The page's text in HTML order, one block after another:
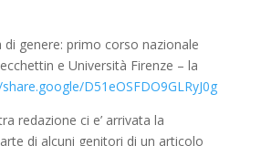
di genere: primo corso nazionale
e Università Firenze – la
D51eOSFDO9GLRyJ0g
redazione ci e’ arrivata la
di alcuni genitori di un articolo